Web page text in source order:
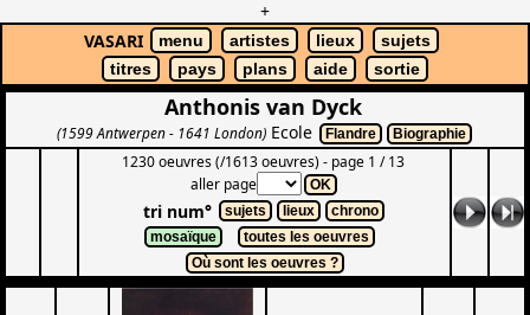
+
VASARI
menu artistes lieux
sujets
titres
pays plans aide sortie
Anthonis van Dyck
(1599 Antwerpen - 1641 London)Ecole Flandre Biographie
1230 oeuvres (/1613 oeuvres) - page 1 / 13
aller page
OK
tri num° sujets lieux
chrono
mosaïque
toutes les oeuvres
Où sont les oeuvres ?